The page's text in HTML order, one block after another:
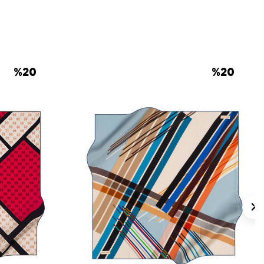
hassas eşarplar için
kumaş kalitesindedir?
nasıldır?
kombinlenir?
nedir?
%20 %20